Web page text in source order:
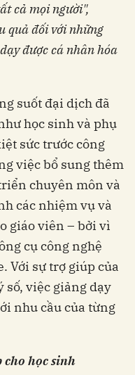
cả mọi người",
quả đối với những
được cá nhân hóa
suốt đại dịch đã
học sinh và phụ
sức trước công
việc bổ sung thêm
chuyên môn và
các nhiệm vụ và
giáo viên – bởi vì
cụ công nghệ
Với sự trợ giúp của
số, việc giảng dạy
nhu cầu của từng
cho học sinh